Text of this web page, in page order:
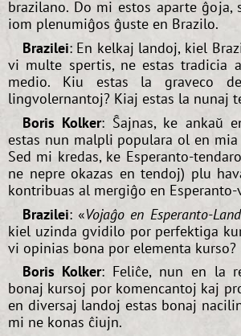
brazilano. Do mi estos aparte
iom plenumiĝos ĝuste en Brazilo.
Brazilei: En kelkaj landoj, kiel
vi multe spertis, ne estas tradicia
medio. Kiu estas la graveco
lingvolernantoj? Kiaj estas la nunaj
Boris Kolker: Ŝajnas, ke ankaŭ
estas nun malpli populara ol en
Sed mi kredas, ke Esperanto-
ne nepre okazas en tendoj) plu
kontribuas al mergiĝo en Esperanto-
Brazilei: «Vojaĝo en Esperanto-
kiel uzinda gvidilo por perfektiga
vi opinias bona por elementa kurso?
Boris Kolker: Feliĉe, nun en la
bonaj kursoj por komencantoj kaj
en diversaj landoj estas bonaj
mi ne konas ĉiujn.